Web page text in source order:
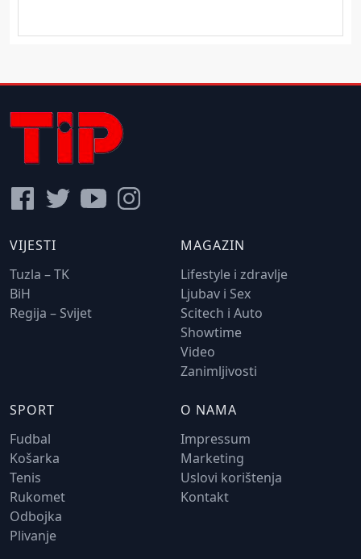
VIJESTI
Tuzla – TK
BiH
Regija – Svijet
MAGAZIN
Lifestyle i zdravlje
Ljubav i Sex
Scitech i Auto
Showtime
Video
Zanimljivosti
SPORT
Fudbal
Košarka
Tenis
Rukomet
Odbojka
Plivanje
O NAMA
Impressum
Marketing
Uslovi korištenja
Kontakt